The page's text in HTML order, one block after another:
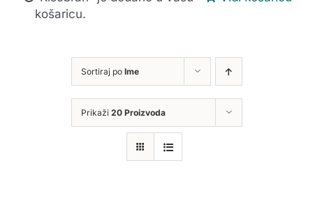
košaricu.
Sortiraj po Ime
Prikaži 20 Proizvoda